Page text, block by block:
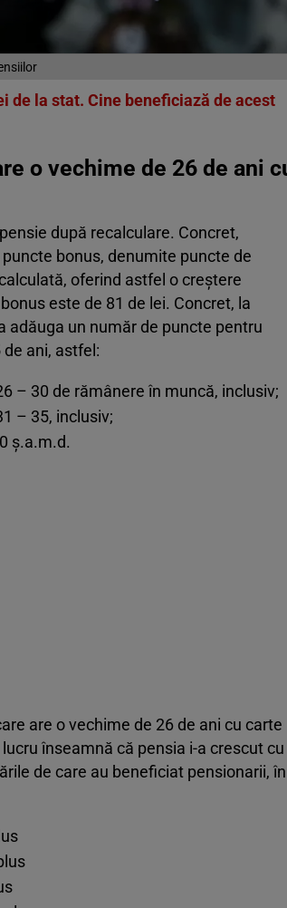
de la stat. Cine beneficiază de acest
o vechime de 26 de ani
după recalculare. Concret,
bonus, denumite puncte de
oferind astfel o creștere
este de 81 de lei. Concret, la
adăuga un număr de puncte pentru
ani, astfel:
– 30 de rămânere în muncă, inclusiv;
– 35, inclusiv;
ş.a.m.d.
are o vechime de 26 de ani cu carte
înseamnă că pensia i-a crescut cu
de care au beneficiat pensionarii, în